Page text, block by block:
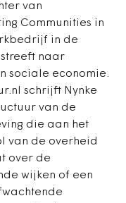
van
Communities in
in de
naar
sociale economie.
schrijft Nynke
van de
die aan het
van de overheid
over de
wijken of een